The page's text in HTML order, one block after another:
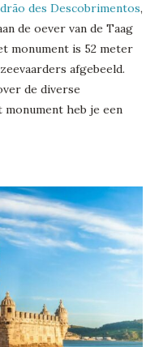
des Descobrimentos,
de oever van de Taag
monument is 52 meter
afgebeeld.
de diverse
heb je een